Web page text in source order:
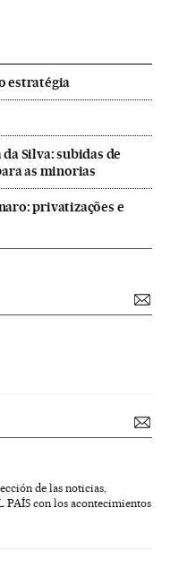
estratégia
Silva: subidas de
as minorias
privatizações e
de las noticias,
PAÍS con los acontecimientos